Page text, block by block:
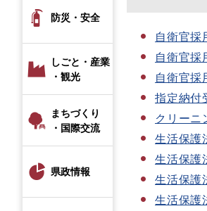
防災・安全
しごと・産業
・観光
まちづくり
・国際交流
県政情報
自衛官採
自衛官採
自衛官採
指定納付
クリーニ
生活保護
生活保護
生活保護
生活保護